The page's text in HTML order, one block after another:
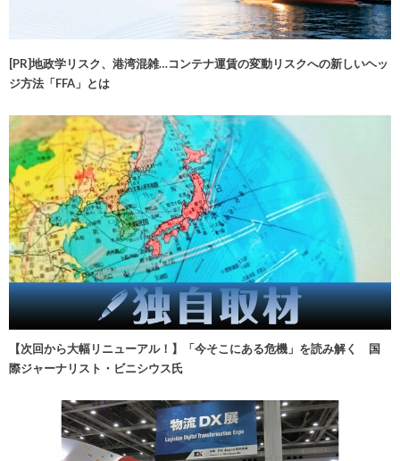
[PR]地政学リスク、港湾混雑…コンテナ運賃の変動リスクへの新しいヘッ
ジ方法「FFA」とは
【次回から大幅リニューアル！】「今そこにある危機」を読み解く 国
際ジャーナリスト・ビニシウス氏